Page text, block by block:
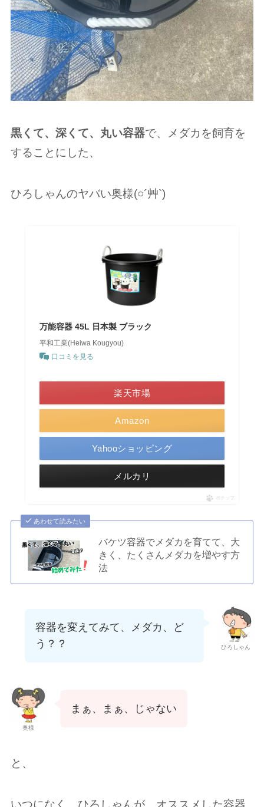
黒くて、深くて、丸い容器で、メダカを飼育を
することにした、
ひろしゃんのヤバい奥様(○︎´艸`)
万能容器 45L 日本製 ブラック
平和工業(Heiwa Kougyou)
口コミを見る
Amazon
楽天市場
Yahooショッピング
メルカリ
ポチップ
あわせて読みたい
バケツ容器でメダカを育てて、大
きく、たくさんメダカを増やす方
法
ひろしゃん
容器を変えてみて、メダカ、ど
う？？
奥様
まぁ、まぁ、じゃない
と、
いつになく、ひろしゃんが、オススメした容器